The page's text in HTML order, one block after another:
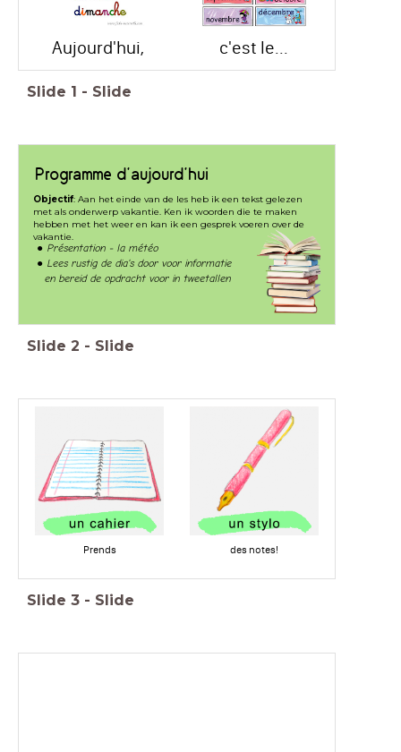
Aujourd'hui, c'est le...
Slide 1 - Slide
Programme d'aujourd'hui
Présentation - la météo
Lees rustig de dia's door voor informatie
en bereid de opdracht voor in tweetallen
Objectif: Aan het einde van de les heb ik een tekst gelezen
met als onderwerp vakantie. Ken ik woorden die te maken
hebben met het weer en kan ik een gesprek voeren over de
vakantie.
Slide 2 - Slide
Prends des notes!
Slide 3 - Slide